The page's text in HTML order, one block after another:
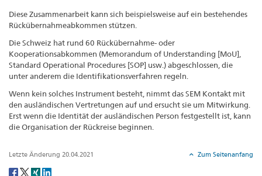
Diese Zusammenarbeit kann sich beispielsweise auf ein bestehendes
Rückübernahmeabkommen stützen.
Die Schweiz hat rund 60 Rückübernahme- oder
Kooperationsabkommen (Memorandum of Understanding [MoU],
Standard Operational Procedures [SOP] usw.) abgeschlossen, die
unter anderem die Identifikationsverfahren regeln.
Wenn kein solches Instrument besteht, nimmt das SEM Kontakt mit
den ausländischen Vertretungen auf und ersucht sie um Mitwirkung.
Erst wenn die Identität der ausländischen Person festgestellt ist, kann
die Organisation der Rückreise beginnen.
Letzte Änderung 20.04.2021 Zum Seitenanfang
Social